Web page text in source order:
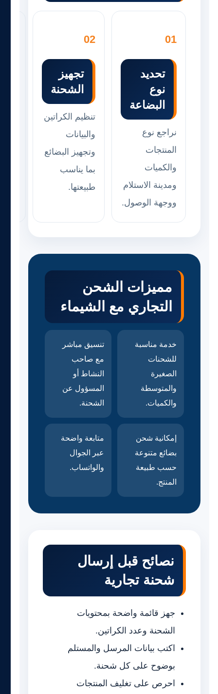
01
تحديد
نوع
البضاعة
نراجع نوع
المنتجات
والكميات
ومدينة الاستلام
ووجهة الوصول.
02
تجهيز
الشحنة
تنظيم الكراتين
والبيانات
وتجهيز البضائع
بما يناسب
طبيعتها.
مميزات الشحن
التجاري مع الشيماء
خدمة مناسبة
للشحنات
الصغيرة
والمتوسطة
والكميات.
تنسيق مباشر
مع صاحب
النشاط أو
المسؤول عن
الشحنة.
إمكانية شحن
بضائع متنوعة
حسب طبيعة
المنتج.
متابعة واضحة
عبر الجوال
والواتساب.
نصائح قبل إرسال
شحنة تجارية
جهز قائمة واضحة بمحتويات
الشحنة وعدد الكراتين.
اكتب بيانات المرسل والمستلم
بوضوح على كل شحنة.
احرص على تغليف المنتجات